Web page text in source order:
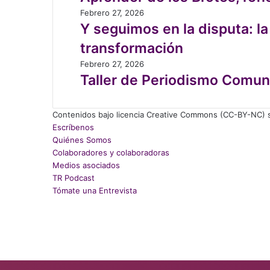
andino
ambientales
en
Chile
desde
que
existen
registros
clave
para
transición
justa
Brotes,
reflexiones
sobre
educación
ambiental
Y
seguimos
la
disputa:
la
autodeterminación
como
refugio
y
horizonte
de
transformación
Febrero 27, 2026
Y seguimos en la disputa:
transformación
Taller
de
en
Quilicura:
una
nueva
experiencia
pedagógica
Febrero 27, 2026
Taller de Periodismo
Contenidos bajo licencia Creative Commons (CC-BY-
Escríbenos
Quiénes Somos
Colaboradores y colaboradoras
Medios asociados
TR Podcast
Tómate una Entrevista